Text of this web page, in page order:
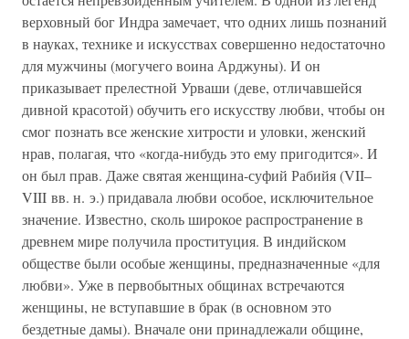
верховный бог Индра замечает, что одних лишь познаний
в науках, технике и искусствах совершенно недостаточно
для мужчины (могучего воина Арджуны). И он
приказывает прелестной Урваши (деве, отличавшейся
дивной красотой) обучить его искусству любви, чтобы он
смог познать все женские хитрости и уловки, женский
нрав, полагая, что «когда-нибудь это ему пригодится». И
он был прав. Даже святая женщина-суфий Рабийя (VII–
VIII вв. н. э.) придавала любви особое, исключительное
значение. Известно, сколь широкое распространение в
древнем мире получила проституция. В индийском
обществе были особые женщины, предназначенные «для
любви». Уже в первобытных общинах встречаются
женщины, не вступавшие в брак (в основном это
бездетные дамы). Вначале они принадлежали общине,